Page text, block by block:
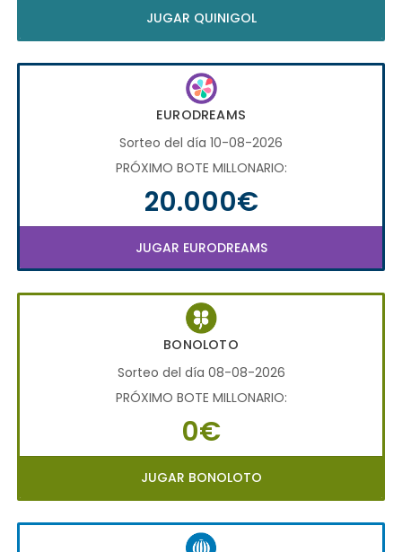
JUGAR QUINIGOL
EURODREAMS
Sorteo del día 10-08-2026
PRÓXIMO BOTE MILLONARIO:
20.000€
JUGAR EURODREAMS
BONOLOTO
Sorteo del día 08-08-2026
PRÓXIMO BOTE MILLONARIO:
0€
JUGAR BONOLOTO